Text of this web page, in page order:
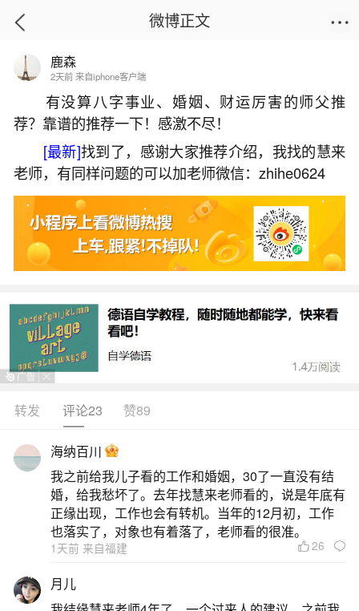
首页
梦见弟弟死亡是什么意思啊？
2026-07-07 10:33:16 5 2 赞
生活中像梦见弟弟死亡是什么意思啊？都是很
常见的问题，但是小问题不注意可能会引起大麻
烦，下面就这个问题给大家做一些解读：
梦见自己的弟弟死了，通常并不直接预示负面
事件，反而可能象征近期人际关系良好，易获他人
帮助，甚至存在经济进账机会。以下从不同角度展
开分析：一、基础解析：人际关系与机遇人际支
类似关系的角色）的互动模式。弟弟在梦中常代表
亲密关系或情感依赖，其“死亡”可能象征
2、梦见弟弟死了是什么意思
死去，通常预示近期人际关系良好。若遇到需要他
微博正文
鹿森
2天前 来自iphone客户端
有没算八字事业、婚姻、财运厉害的师父推
荐？靠谱的推荐一下！感激不尽！
[最新]找到了，感谢大家推荐介绍，我找的慧来
老师，有同样问题的可以加老师微信：zhihe0624
转发 评论23 赞89
海纳百川
我之前给我儿子看的工作和婚姻，30了一直没有结
婚，给我愁坏了。去年找慧来老师看的，说是年底有
正缘出现，工作也会有转机。当年的12月初，工作
也落实了，对象也有着落了，老师看的很准。
1天前 来自福建 26
月儿